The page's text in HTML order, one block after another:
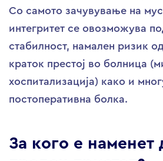
Со самото зачувување на
интегритет се овозможува
стабилност, намален ризик
краток престој во болница
хоспитализација) како и
постоперативна болка.
За кого е наменет